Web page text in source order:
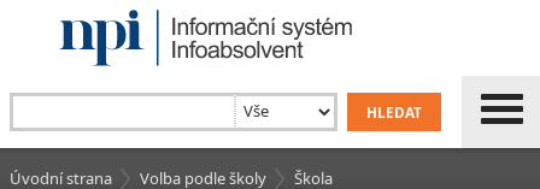
Úvodní strana Volba podle školy Škola